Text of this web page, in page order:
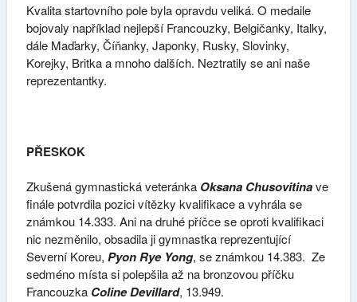
Kvalita startovního pole byla opravdu veliká. O medaile
bojovaly například nejlepší Francouzky, Belgičanky, Italky,
dále Maďarky, Číňanky, Japonky, Rusky, Slovinky,
Korejky, Britka a mnoho dalších. Neztratily se ani naše
reprezentantky.
PŘESKOK
Zkušená gymnastická veteránkaOksana Chusovitinave
finále potvrdila pozici vítězky kvalifikace a vyhrála se
známkou 14.333. Ani na druhé příčce se oproti kvalifikaci
nic nezměnilo, obsadila ji gymnastka reprezentující
Severní Koreu, Pyon Rye Yong, se známkou 14.383. Ze
sedméno místa si polepšila až na bronzovou příčku
Francouzka Coline Devillard, 13.949.